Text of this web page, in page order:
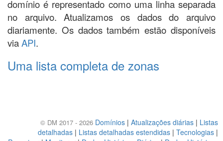
domínio é representado como uma linha separada
no arquivo. Atualizamos os dados do arquivo
diariamente. Os dados também estão disponíveis
viaAPI.
Uma lista completa de zonas
© DM 2017 - 2026 Domínios | Atualizações diárias | Listas
detalhadas | Listas detalhadas estendidas | Tecnologias |